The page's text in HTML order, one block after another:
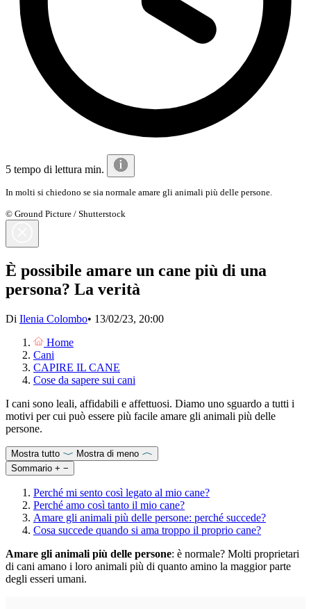
5 tempo di lettura min.
In molti si chiedono se sia normale amare gli animali più delle persone.
© Ground Picture / Shutterstock
È possibile amare un cane più di una
persona? La verità
Di Ilenia Colombo• 13/02/23, 20:00
Home
Cani
CAPIRE IL CANE
Cose da sapere sui cani
I cani sono leali, affidabili e affettuosi. Diamo uno sguardo a tutti i
motivi per cui può essere più facile amare gli animali più delle
persone.
Mostra tutto
Mostra di meno
Sommario + −
Perché mi sento così legato al mio cane?
Perché amo così tanto il mio cane?
Amare gli animali più delle persone: perché succede?
Cosa succede quando si ama troppo il proprio cane?
Amare gli animali più delle persone: è normale? Molti proprietari
di cani amano i loro animali più di quanto amino la maggior parte
degli esseri umani.